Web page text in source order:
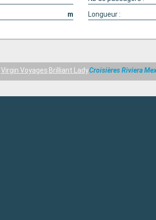
m Longueur :
Virgin Voyages Brilliant LadyCroisières Riviera